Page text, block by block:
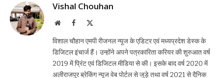
Vishal Chouhan
WebsiteFacebook
विशाल चौहान एमपी रीजनल न्यूज के एडिटर एवं मध्यप्रदेश डेस्क के
डिजिटल इंचार्ज हैं। उन्होंने अपने पत्रकारिता करियर की शुरुआत वर्ष
2019 में प्रिंट एवं डिजिटल मीडिया से की। इसके बाद वर्ष 2020 में
अलीराजपुर ब्रेकिंग न्यूज वेब पोर्टल से जुड़े तथा वर्ष 2021 से दैनिक